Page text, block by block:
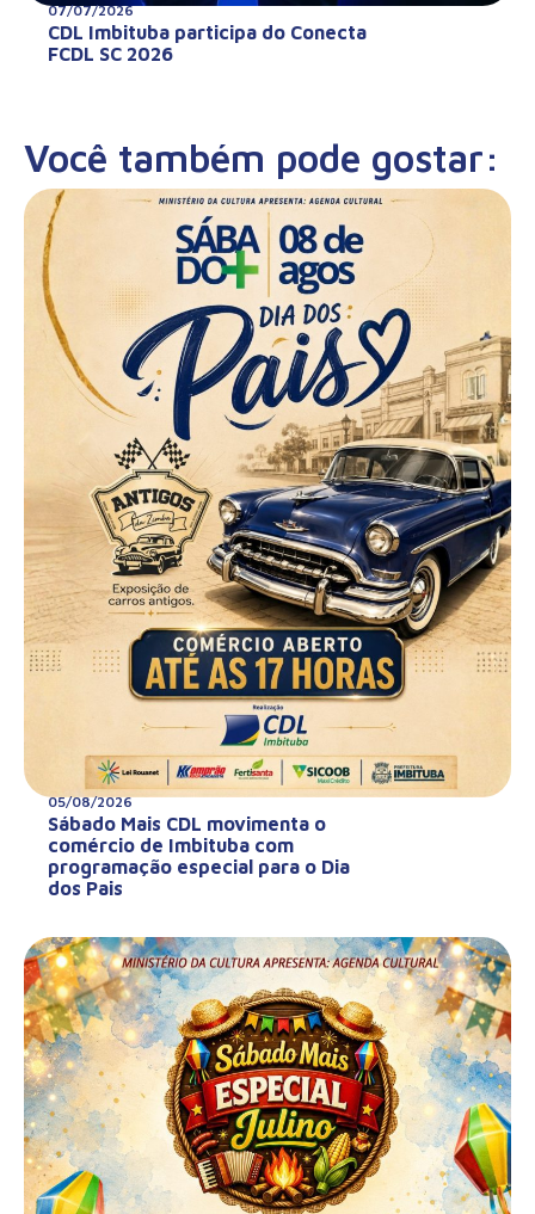
07/07/2026
CDL Imbituba participa do Conecta
FCDL SC 2026
Você também pode gostar:
05/08/2026
Sábado Mais CDL movimenta o
comércio de Imbituba com
programação especial para o Dia
dos Pais